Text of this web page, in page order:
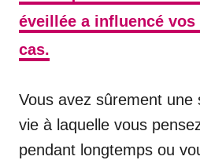
éveillée a influencé vos
cas.
Vous avez sûrement une
vie à laquelle vous
pendant longtemps ou